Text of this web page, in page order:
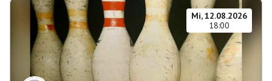
Mi, 12.08.2026
18:00